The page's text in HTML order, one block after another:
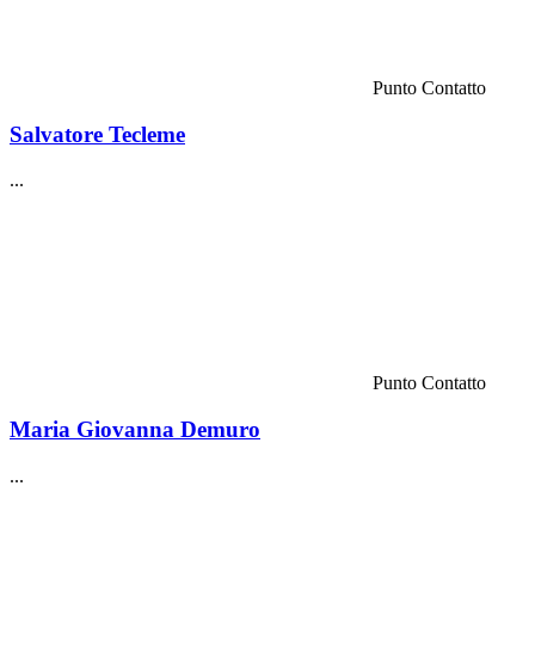
Punto Contatto
Salvatore Tecleme
...
Punto Contatto
Maria Giovanna Demuro
...